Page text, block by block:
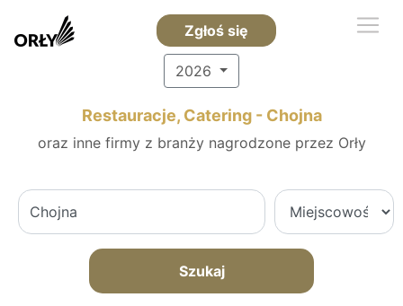
Zgłoś się
2026
Restauracje, Catering - Chojna
oraz inne firmy z branży nagrodzone przez Orły
Szukaj